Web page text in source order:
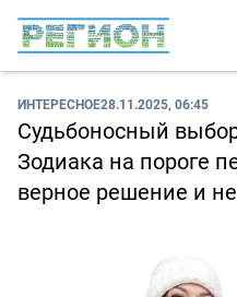
ИНТЕРЕСНОЕ28.11.2025, 06:45
Судьбоносный
Зодиака на пороге
верное решение и